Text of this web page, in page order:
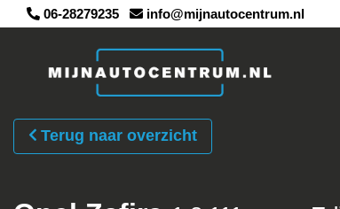
06-28279235 info@mijnautocentrum.nl
Terug naar overzicht